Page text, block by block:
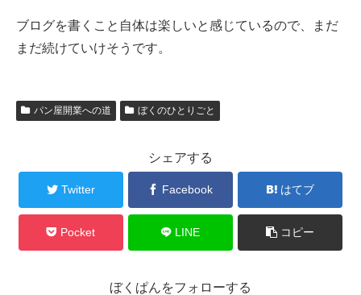
ブログを書くこと自体は楽しいと感じているので、まだ
まだ続けていけそうです。
パン屋開業への道 ぼくのひとりごと
シェアする
Twitter Facebook はてブ
Pocket LINE コピー
ぼくぱんをフォローする